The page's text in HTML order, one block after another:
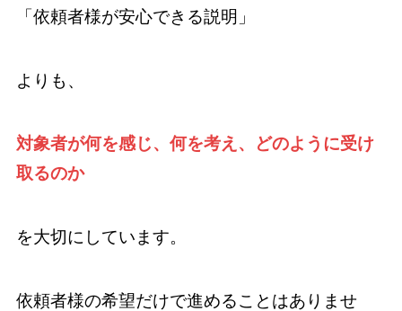
「依頼者様が安心できる説明」
よりも、
対象者が何を感じ、何を考え、どのように受け
取るのか
を大切にしています。
依頼者様の希望だけで進めることはありませ